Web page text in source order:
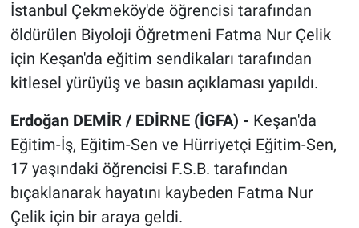
İstanbul Çekmeköy'de öğrencisi tarafından
öldürülen Biyoloji Öğretmeni Fatma Nur Çelik
için Keşan'da eğitim sendikaları tarafından
kitlesel yürüyüş ve basın açıklaması yapıldı.
Erdoğan DEMİR / EDİRNE (İGFA) - Keşan'da
Eğitim-İş, Eğitim-Sen ve Hürriyetçi Eğitim-Sen,
17 yaşındaki öğrencisi F.S.B. tarafından
bıçaklanarak hayatını kaybeden Fatma Nur
Çelik için bir araya geldi.